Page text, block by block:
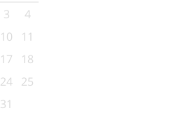
3
4
10
11
17
18
24 25
31